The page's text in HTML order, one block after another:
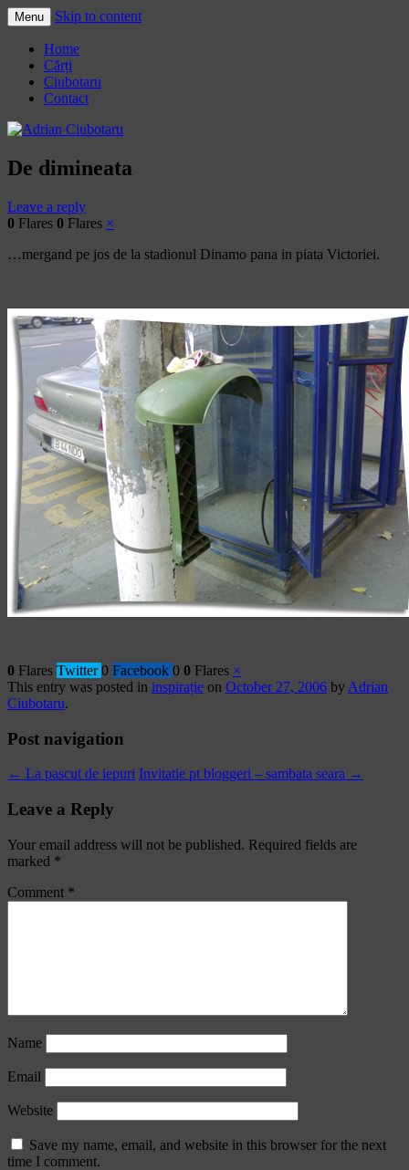
Adrian Ciubotaru
Menu Skip to content
Home
Cărți
Ciubotaru
Contact
De dimineata
Leave a reply
0 Flares 0 Flares ×
…mergand pe jos de la stadionul Dinamo pana in piata Victoriei.
0 Flares Twitter 0 Facebook 0 0 Flares ×
This entry was posted in inspirație on October 27, 2006 by Adrian
Ciubotaru.
Post navigation
← La pascut de iepuri Invitatie pt bloggeri – sambata seara →
Leave a Reply
Your email address will not be published. Required fields are
marked *
Comment *
Name
Email
Website
Save my name, email, and website in this browser for the next
time I comment.